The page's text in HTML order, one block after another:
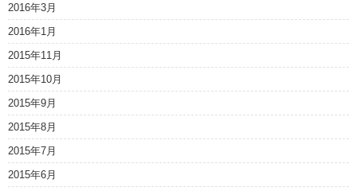
2016年3月
2016年1月
2015年11月
2015年10月
2015年9月
2015年8月
2015年7月
2015年6月